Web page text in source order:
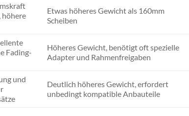
höhere
Etwas höheres Gewicht als 160mm
Scheiben
Fading-
Höheres Gewicht, benötigt oft spezielle
Adapter und Rahmenfreigaben
und
Deutlich höheres Gewicht, erfordert
unbedingt kompatible Anbauteile